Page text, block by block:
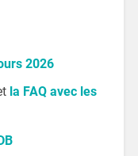
2026
la FAQ avec les